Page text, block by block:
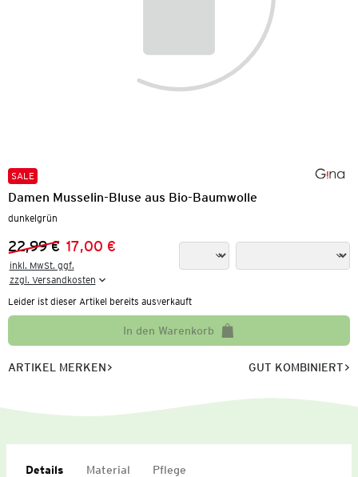
SALE
Damen Musselin-Bluse aus Bio-Baumwolle
dunkelgrün
Vorheriger Preis:
22,99 €
Neuer Preis:17,00 €
inkl. MwSt. ggf.
zzgl. Versandkosten
Leider ist dieser Artikel bereits ausverkauft
In den Warenkorb
ARTIKEL MERKEN GUT KOMBINIERT
Details Material Pflege